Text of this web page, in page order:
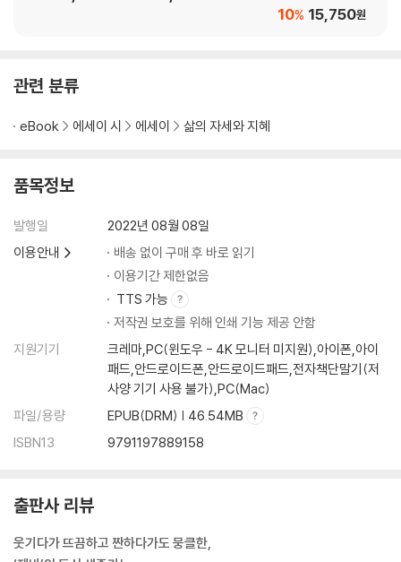
15,750원
10%
관련 분류
eBook 에세이 시 에세이 삶의 자세와 지혜
품목정보
발행일
2022년 08월 08일
이용안내
배송 없이 구매 후 바로 읽기
이용기간 제한없음
TTS 가능
저작권 보호를 위해 인쇄 기능 제공 안함
지원기기
크레마,PC(윈도우 - 4K 모니터 미지원),아이폰,아이
패드,안드로이드폰,안드로이드패드,전자책단말기(저
사양 기기 사용 불가),PC(Mac)
파일/용량
EPUB(DRM) | 46.54MB
ISBN13
9791197889158
출판사 리뷰
웃기다가 뜨끔하고 짠하다가도 뭉클한,